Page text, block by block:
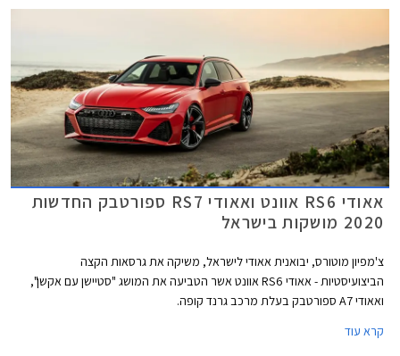
שתתחרה בדגמים כגון טסלה מודל S, וברכבי סלון חשמליים נוספים שיגיעו לשוק
אאודי RS6 אוונט ואאודי RS7 ספורטבק החדשות
2020 מושקות בישראל
צ'מפיון מוטורס, יבואנית אאודי לישראל, משיקה את גרסאות הקצה
הביצועיסטיות - אאודי RS6 אוונט אשר הטביעה את המושג "סטיישן עם אקשן",
ואאודי A7 ספורטבק בעלת מרכב גרנד קופה.
קרא עוד